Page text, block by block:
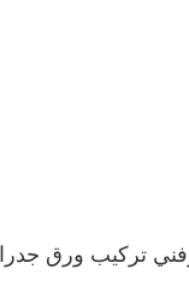
تركيب ورق